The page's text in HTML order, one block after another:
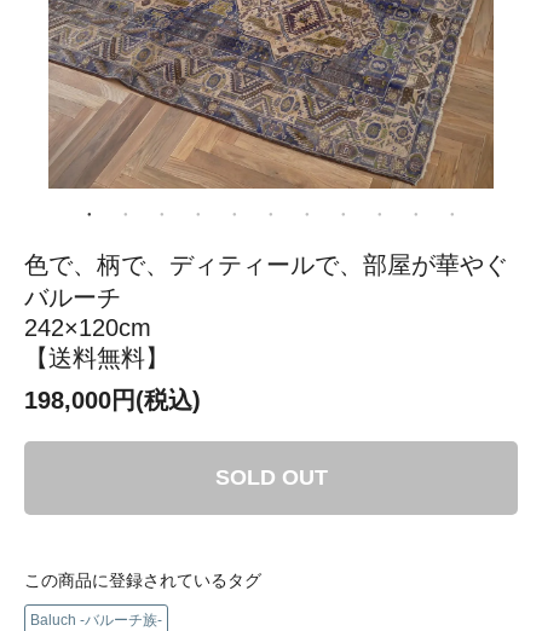
色で、柄で、ディティールで、部屋が華やぐ
バルーチ
242×120cm
【送料無料】
198,000円(税込)
SOLD OUT
この商品に登録されているタグ
Baluch -バルーチ族-